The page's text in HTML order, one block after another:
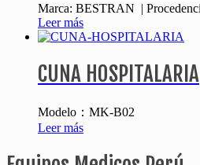
Marca: BESTRAN |
Leer más
CUNA HOSPITALARIA
Modelo：MK-B02
Leer más